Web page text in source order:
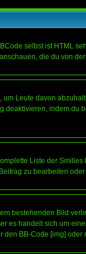
selbst ist HTML
die du von
, um Leute davon
deaktivieren, indem du
Liste der
zu bearbeiten
bestehenden Bild
es handelt sich um
BB-Code [img] oder